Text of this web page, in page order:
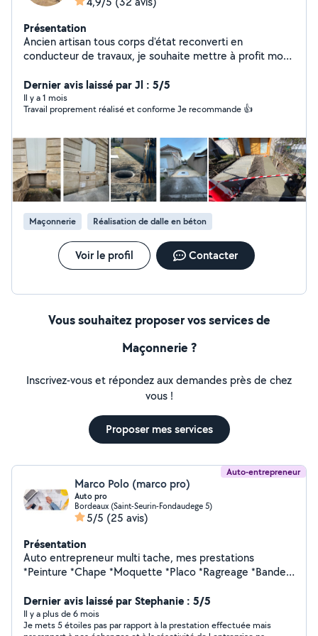
Présentation
Ancien artisan tous corps d'état reconverti en
conducteur de travaux, je souhaite mettre à profit mon
concrets sur mon temps libre. Je peux réaliser tout type
de travaux : - Terrassement, maçonnerie,
aménagements extérieurs - Rénovation immobilière
l'écoute, je veille à ce que chaque détail compte.
N'hésitez pas à me laisser un message avec votre
numéro de téléphone afin que je puisse vous contacter
directement.
Dernier avis laissé par Jl : 5/5
Il y a 1 mois
Travail proprement réalisé et conforme Je recommande 👍
Maçonnerie Réalisation de dalle en béton
Voir le profil Contacter
Vous souhaitez proposer vos services de
Maçonnerie ?
Inscrivez-vous et répondez aux demandes près de chez
vous !
Proposer mes services
Auto-entrepreneur
Marco Polo (marco pro)
Auto pro
Bordeaux (Saint-Seurin-Fondaudege 5)
5/5 (25 avis)
Présentation
Auto entrepreneur multi tache, mes prestations
*Peinture *Chape *Moquette *Placo *Ragreage *Bandes
placo (collé, raillé, bandes),* *le ratissage, crépi façade,
peinture façade, réparation façade *pose tous types de
parquet, terrasse bois, bardage façade, *montage
Dernier avis laissé par Stephanie : 5/5
Il y a plus de 6 mois
Je mets 5 étoiles pas par rapport à la prestation effectuée mais